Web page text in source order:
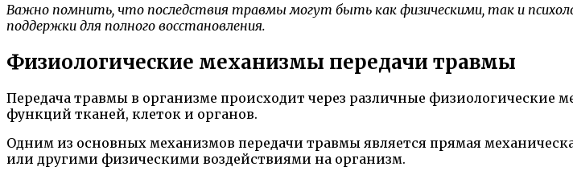
Важно помнить, что последствия травмы могут быть как физическими, так и
поддержки для полного восстановления.
Физиологические механизмы передачи травмы
Передача травмы в организме происходит через различные
функций тканей, клеток и органов.
Одним из основных механизмов передачи травмы является прямая
или другими физическими воздействиями на организм.